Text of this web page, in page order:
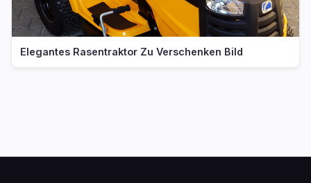
Elegantes Rasentraktor Zu Verschenken Bild